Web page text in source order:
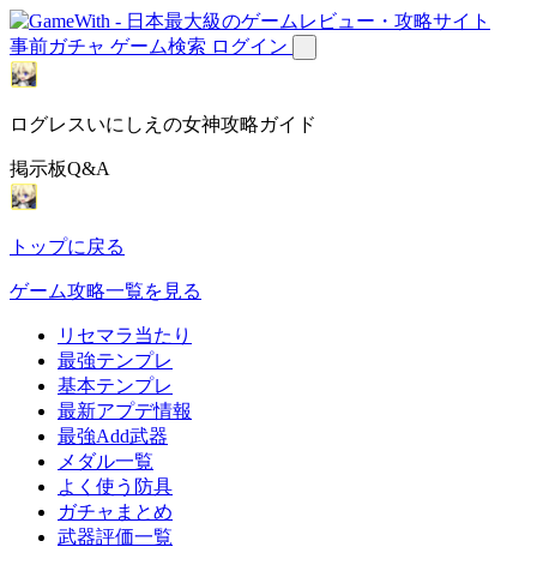
事前ガチャ ゲーム検索 ログイン
ログレスいにしえの女神攻略ガイド
掲示板Q&A
トップに戻る
ゲーム攻略一覧を見る
リセマラ当たり
最強テンプレ
基本テンプレ
最新アプデ情報
最強Add武器
メダル一覧
よく使う防具
ガチャまとめ
武器評価一覧